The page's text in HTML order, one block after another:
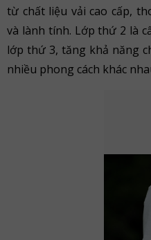
từ chất liệu vải cao cấp,
và lành tính. Lớp thứ 2 là
lớp thứ 3, tăng khả năng
nhiều phong cách khác